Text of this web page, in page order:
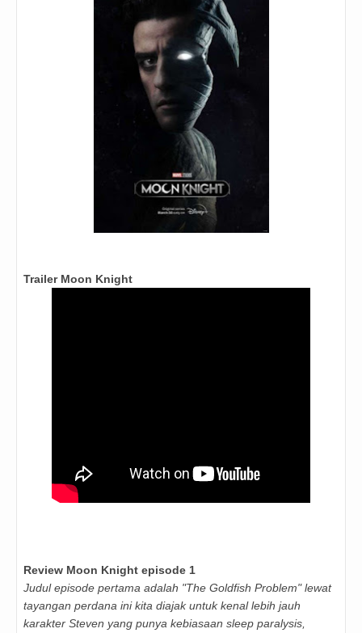
Trailer Moon Knight
Review Moon Knight episode 1
Judul episode pertama adalah "The Goldfish Problem" lewat
tayangan perdana ini kita diajak untuk kenal lebih jauh
karakter Steven yang punya kebiasaan sleep paralysis,